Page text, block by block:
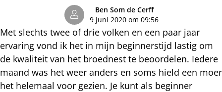
Ben Som de Cerff
9 juni 2020 om 09:56
Met slechts twee of drie volken en een paar jaar
ervaring vond ik het in mijn beginnerstijd lastig om
de kwaliteit van het broednest te beoordelen. Iedere
maand was het weer anders en soms hield een moer
het helemaal voor gezien. Je kunt als beginner